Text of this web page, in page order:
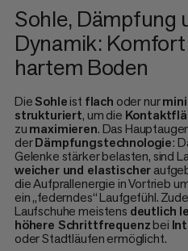
Sohle, Dämpfung
Dynamik:
hartem Boden
DieSohleist flach oder nur
strukturiert, um die
zumaximieren. Das
derDämpfungstechnologie:
Gelenke stärker belasten, sind
weicher und elastischer
die Aufprallenergie in Vortrieb
ein „federndes“ Laufgefühl.
Laufschuhe meistens deutlich
höhere Schrittfrequenzbei
oder Stadtläufen ermöglicht.